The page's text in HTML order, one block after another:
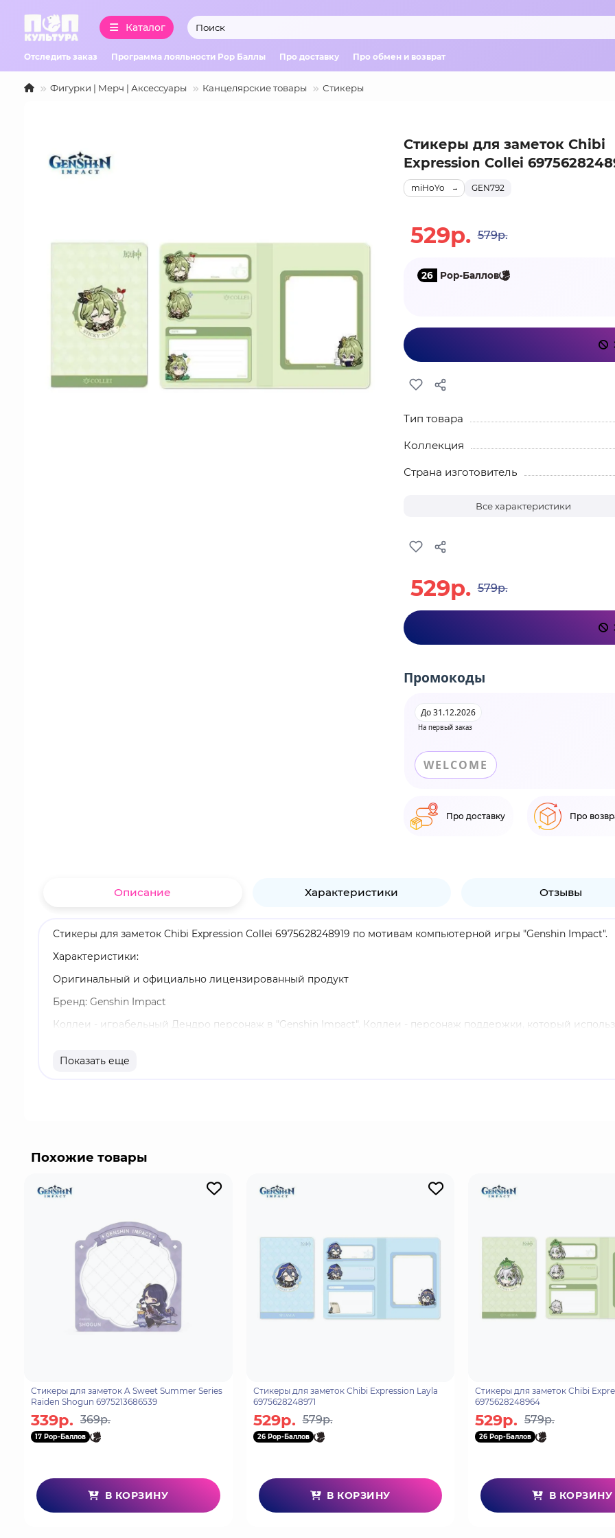
Каталог
Отследить заказ Программа лояльности Pop Баллы Про доставку Про обмен и возврат
Фигурки | Мерч | Аксессуары Канцелярские товары Стикеры
Стикеры для заметок Chibi
Expression Collei
GEN792
miHoYo
529р. 579р.
26 Pop-Баллов
Тип товара
Коллекция
Страна изготовитель
Все характеристики
529р. 579р.
Промокоды
На первый заказ
До 31.12.2026
WELCOME
Про доставку Про
Описание Характеристики Отзывы
Стикеры для заметок Chibi Expression Collei 6975628248919 по мотивам компьютерной игры "Genshin Impact".
Характеристики:
Оригинальный и официально лицензированный продукт
Бренд: Genshin Impact
Коллеи - играбельный Дендро персонаж в "Genshin Impact". Коллеи - персонаж поддержки, который
области, созданной её взрывом стихий.
Показать еще
Похожие товары
Стикеры для заметок A Sweet Summer Series
Raiden Shogun 6975213686539
339р. 369р.
17 Pop-Баллов
В КОРЗИНУ
Стикеры для заметок Chibi Expression Layla
6975628248971
529р. 579р.
26 Pop-Баллов
В КОРЗИНУ
Стикеры для заметок Chibi Expression Nahida
6975628248964
529р. 579р.
26 Pop-Баллов
В КОРЗИНУ